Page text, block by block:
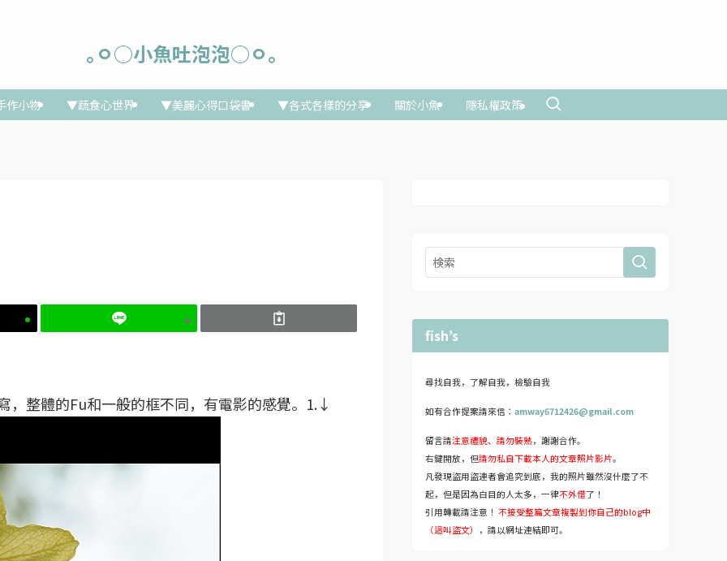
｡ㅇ○小魚吐泡泡○ㅇ｡
小物 ▼蔬食心世界 ▼美麗心得口袋書 ▼各式各樣的分享 關於小魚 隱私權政策
，整體的Fu和一般的框不同，有電影的感覺。1.↓
fish’s
尋找自我，了解自我，檢驗自我
如有合作提案請來信： amway6712426@gmail.com
留言請注意禮貌、請勿裝熟，謝謝合作。
右鍵開放，但請勿私自下載本人的文章照片影片。
凡發現盜用盜連者會追究到底，我的照片雖然沒什麼了不
起，但是因為白目的人太多，一律不外借了！
引用轉載請注意！ 不接受整篇文章複製到你自己的blog中
（這叫盜文）
，請以網址連結即可。